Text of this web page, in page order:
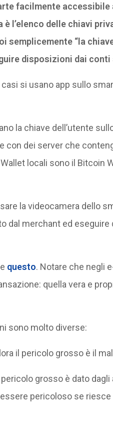
facilmente accessibile
l’elenco delle chiavi
semplicemente “la
disposizioni dai
si usano app sullo
la chiave dell’utente
con dei server che
locali sono il Bitcoin
la videocamera dello
dal merchant ed eseguire
questo. Notare che negli
quella vera e
sono molto diverse:
il pericolo grosso è il
grosso è dato
pericoloso se riesce